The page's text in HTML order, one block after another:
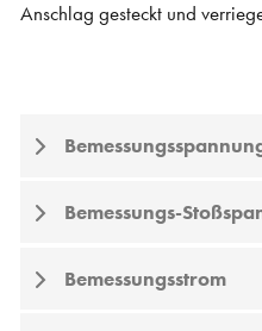
Anschlag gesteckt und
Bemessungs-
Bemessungsstrom